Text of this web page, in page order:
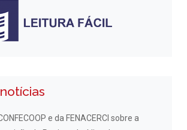
e da FENACERCI sobre a